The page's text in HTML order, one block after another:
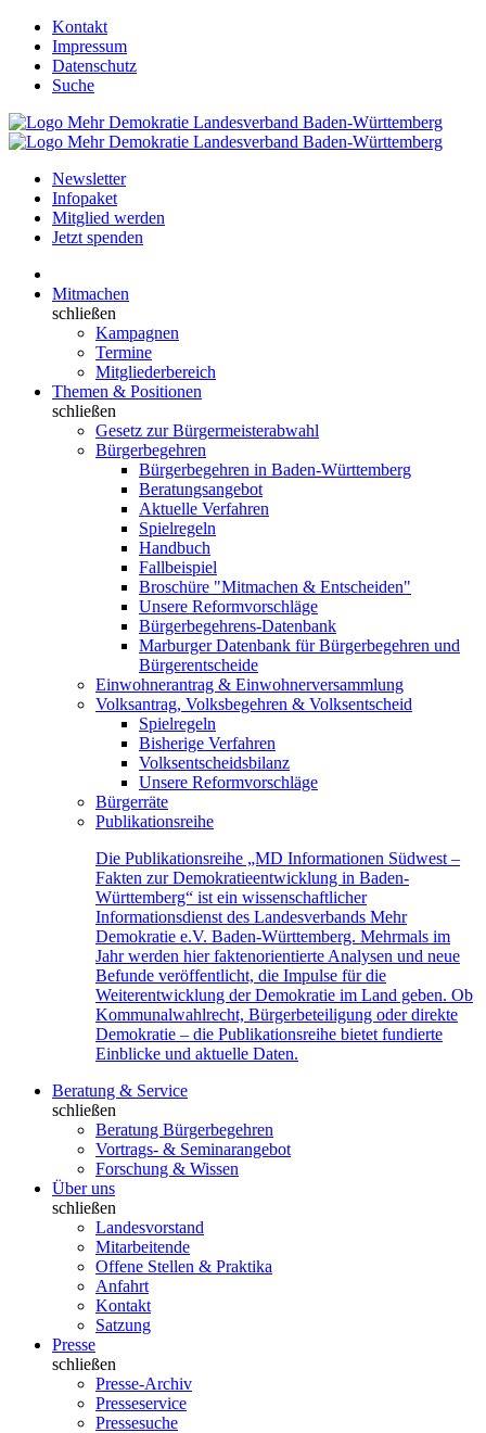
Kontakt
Impressum
Datenschutz
Suche
Newsletter
Infopaket
Mitglied werden
Jetzt spenden
Mitmachen
schließen
Kampagnen
Termine
Mitgliederbereich
Themen & Positionen
schließen
Gesetz zur Bürgermeisterabwahl
Bürgerbegehren
Bürgerbegehren in Baden-Württemberg
Beratungsangebot
Aktuelle Verfahren
Spielregeln
Handbuch
Fallbeispiel
Broschüre "Mitmachen & Entscheiden"
Unsere Reformvorschläge
Bürgerbegehrens-Datenbank
Marburger Datenbank für Bürgerbegehren und
Bürgerentscheide
Einwohnerantrag & Einwohnerversammlung
Volksantrag, Volksbegehren & Volksentscheid
Spielregeln
Bisherige Verfahren
Volksentscheidsbilanz
Unsere Reformvorschläge
Bürgerräte
Publikationsreihe
Die Publikationsreihe „MD Informationen Südwest –
Fakten zur Demokratieentwicklung in Baden-
Württemberg“ ist ein wissenschaftlicher
Informationsdienst des Landesverbands Mehr
Demokratie e.V. Baden-Württemberg. Mehrmals im
Jahr werden hier faktenorientierte Analysen und neue
Befunde veröffentlicht, die Impulse für die
Weiterentwicklung der Demokratie im Land geben. Ob
Kommunalwahlrecht, Bürgerbeteiligung oder direkte
Demokratie – die Publikationsreihe bietet fundierte
Einblicke und aktuelle Daten.
Beratung & Service
schließen
Beratung Bürgerbegehren
Vortrags- & Seminarangebot
Forschung & Wissen
Über uns
schließen
Landesvorstand
Mitarbeitende
Offene Stellen & Praktika
Anfahrt
Kontakt
Satzung
Presse
schließen
Presse-Archiv
Presseservice
Pressesuche